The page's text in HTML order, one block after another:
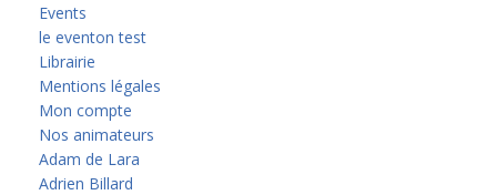
Events
le eventon test
Librairie
Mentions légales
Mon compte
Nos animateurs
Adam de Lara
Adrien Billard